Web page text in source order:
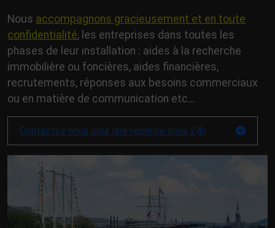
Nous accompagnons gracieusement et en toute
confidentialité, les entreprises dans toutes les
phases de leur installation : aides à la recherche
immobilière ou foncières, aides financières,
recrutements, réponses aux besoins commerciaux
ou en matière de communication etc…
Contactez nous pour une réponse sous 24h